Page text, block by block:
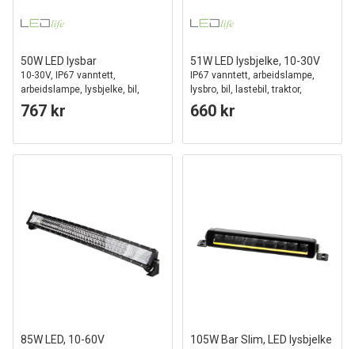
50W LED lysbar
10-30V, IP67 vanntett,
arbeidslampe, lysbjelke, bil,
lastebil, traktor, tilhenger,
kombinert lysbilde
767 kr
51W LED lysbjelke, 10-30V
IP67 vanntett, arbeidslampe,
lysbro, bil, lastebil, traktor,
tilhenger, kombinert spredning
660 kr
85W LED, 10-60V 105W Bar Slim, LED lysbjelke